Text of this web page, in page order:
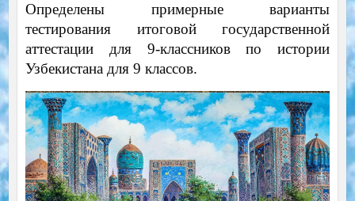
Определены примерные варианты
тестирования итоговой государственной
аттестации для 9-классников по истории
Узбекистана для 9 классов.